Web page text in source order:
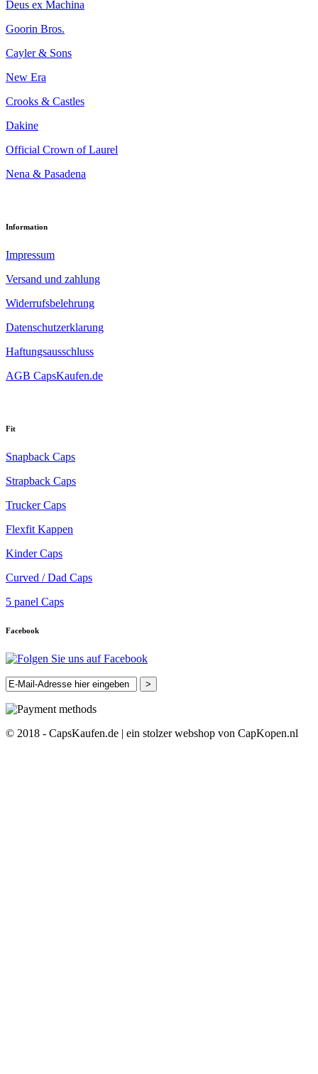
Deus ex Machina
Goorin Bros.
Cayler & Sons
New Era
Crooks & Castles
Dakine
Official Crown of Laurel
Nena & Pasadena
Information
Impressum
Versand und zahlung
Widerrufsbelehrung
Datenschutzerklarung
Haftungsausschluss
AGB CapsKaufen.de
Fit
Snapback Caps
Strapback Caps
Trucker Caps
Flexfit Kappen
Kinder Caps
Curved / Dad Caps
5 panel Caps
Facebook
>
© 2018 - CapsKaufen.de | ein stolzer webshop von CapKopen.nl